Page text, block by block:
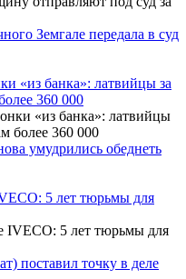
Земгале передала в суд
«из банка»: латвийцы за
360 000
умудрились обеднеть
5 лет тюрьмы для
поставил точку в деле